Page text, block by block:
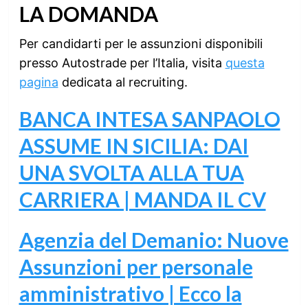
LA DOMANDA
Per candidarti per le assunzioni disponibili
presso Autostrade per l’Italia, visita questa
pagina dedicata al recruiting.
BANCA INTESA SANPAOLO
ASSUME IN SICILIA: DAI
UNA SVOLTA ALLA TUA
CARRIERA | MANDA IL CV
Agenzia del Demanio: Nuove
Assunzioni per personale
amministrativo | Ecco la